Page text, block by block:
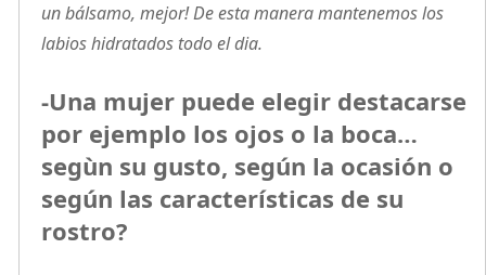
un bálsamo, mejor! De esta manera mantenemos los
labios hidratados todo el dia.
-Una mujer puede elegir destacarse
por ejemplo los ojos o la boca…
segùn su gusto, según la ocasión o
según las características de su
rostro?